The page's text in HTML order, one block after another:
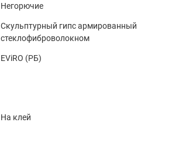
Негорючие
Скульптурный гипс армированный
стеклофиброволокном
EViRO (РБ)
На клей